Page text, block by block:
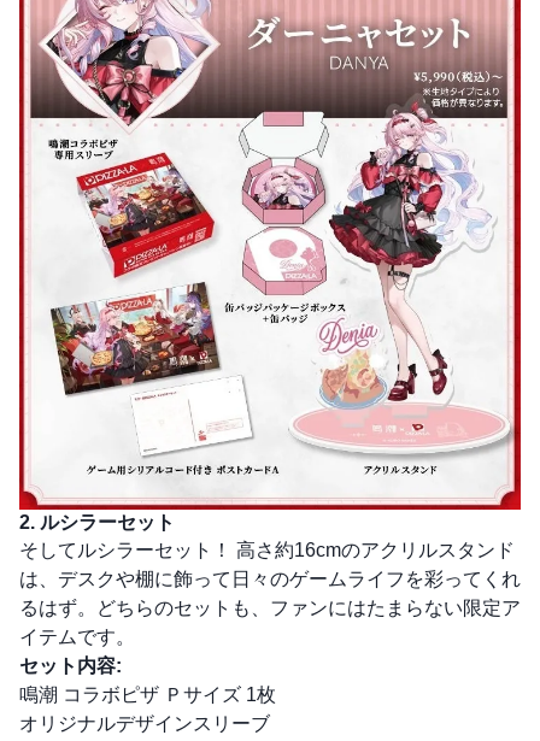
2. ルシラーセット
そしてルシラーセット！ 高さ約16cmのアクリルスタンド
は、デスクや棚に飾って日々のゲームライフを彩ってくれ
るはず。どちらのセットも、ファンにはたまらない限定ア
イテムです。
セット内容:
鳴潮 コラボピザ Ｐサイズ 1枚
オリジナルデザインスリーブ